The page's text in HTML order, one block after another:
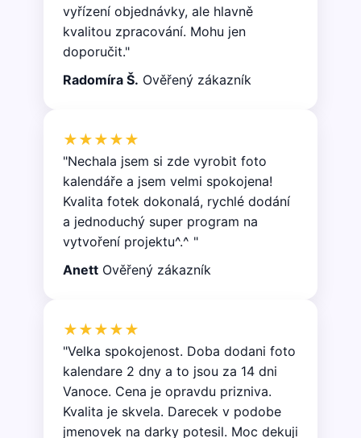
vyřízení objednávky, ale hlavně
kvalitou zpracování. Mohu jen
doporučit."
Radomíra Š. Ověřený zákazník
★★★★★
"Nechala jsem si zde vyrobit foto
kalendáře a jsem velmi spokojena!
Kvalita fotek dokonalá, rychlé dodání
a jednoduchý super program na
vytvoření projektu^.^ "
Anett Ověřený zákazník
★★★★★
"Velka spokojenost. Doba dodani foto
kalendare 2 dny a to jsou za 14 dni
Vanoce. Cena je opravdu prizniva.
Kvalita je skvela. Darecek v podobe
jmenovek na darky potesil. Moc dekuji
Funkční soubory
Nezařazené